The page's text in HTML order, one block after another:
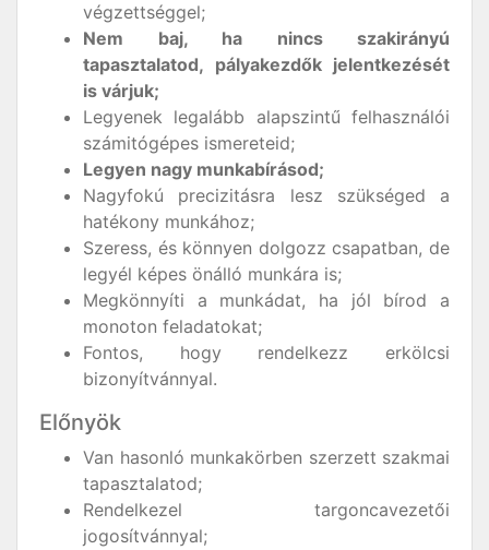
végzettséggel;
Nem baj, ha nincs szakirányú
tapasztalatod, pályakezdők jelentkezését
is várjuk;
Legyenek legalább alapszintű felhasználói
számitógépes ismereteid;
Legyen nagy munkabírásod;
Nagyfokú precizitásra lesz szükséged a
hatékony munkához;
Szeress, és könnyen dolgozz csapatban, de
legyél képes önálló munkára is;
Megkönnyíti a munkádat, ha jól bírod a
monoton feladatokat;
Fontos, hogy rendelkezz erkölcsi
bizonyítvánnyal.
Előnyök
Van hasonló munkakörben szerzett szakmai
tapasztalatod;
Rendelkezel targoncavezetői
jogosítvánnyal;